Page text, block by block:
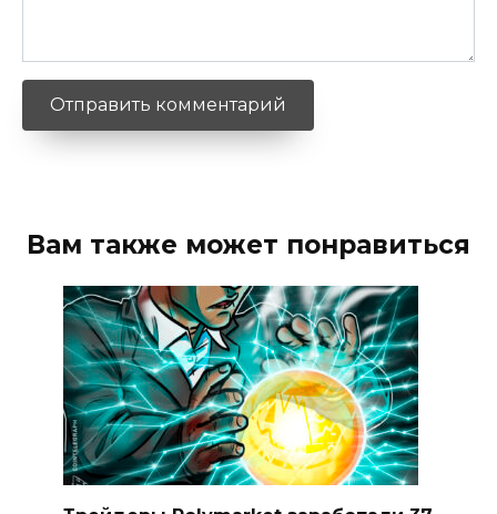
Вам также может понравиться